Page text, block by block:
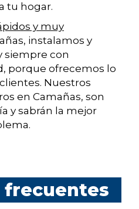
tu hogar.
y muy
instalamos y
siempre con
porque ofrecemos lo
Nuestros
en Camañas, son
y sabrán la mejor
frecuentes